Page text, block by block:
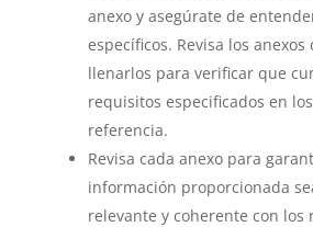
anexo y asegúrate de
específicos. Revisa los anexos
llenarlos para verificar que
requisitos especificados en
referencia.
Revisa cada anexo para
información proporcionada
relevante y coherente con los